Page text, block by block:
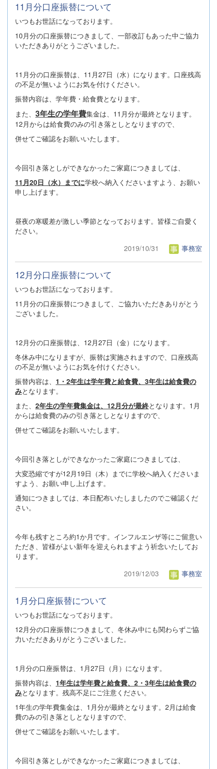
11月分口座振替について
いつもお世話になっております。
10月分の口座振替につきまして、一部改訂もあった中ご協力
いただきありがとうございました。
11月分の口座振替は、11月27日（水）になります。口座残高
の不足が無いようにお気を付けください。
振替内容は、学年費・給食費となります。
また、 3年生の学年費集金は、11月分が最終となります。
12月からは給食費のみの引き落としとなりますので、
併せてご確認をお願いいたします。
今回引き落としができなかったご家庭につきましては、
11月20日（水）までに学校へ納入くださいますよう、お願い
申し上げます。
昼夜の寒暖差が激しい季節となっております。皆様ご自愛く
ださい。
2019/10/31
事務室
12月分口座振替について
いつもお世話になっております。
11月分の口座振替につきまして、ご協力いただきありがとう
ございました。
12月分の口座振替は、12月27日（金）になります。
冬休み中になりますが、振替は実施されますので、口座残高
の不足が無いようにお気を付けください。
振替内容は、 1・2年生は学年費と給食費、3年生は給食費の
みとなります。
また、 2年生の学年費集金は、12月分が最終となります。1月
からは給食費のみの引き落としとなりますので、
併せてご確認をお願いいたします。
今回引き落としができなかったご家庭につきましては、
大変恐縮ですが12月19日（木）までに学校へ納入くださいま
すよう、お願い申し上げます。
通知につきましては、本日配布いたしましたのでご確認くだ
さい。
今年も残すところ約1か月です。インフルエンザ等にご留意い
ただき、皆様がよい新年を迎えられますよう祈念いたしてお
ります。
2019/12/03
事務室
1月分口座振替について
いつもお世話になっております。
12月分の口座振替につきまして、冬休み中にも関わらずご協
力いただきありがとうございました。
1月分の口座振替は、1月27日（月）になります。
振替内容は、 1年生は学年費と給食費、2・3年生は給食費の
みとなります。残高不足にご注意ください。
1年生の学年費集金は、1月分が最終となります。2月は給食
費のみの引き落としとなりますので、
併せてご確認をお願いいたします。
今回引き落としができなかったご家庭につきましては、